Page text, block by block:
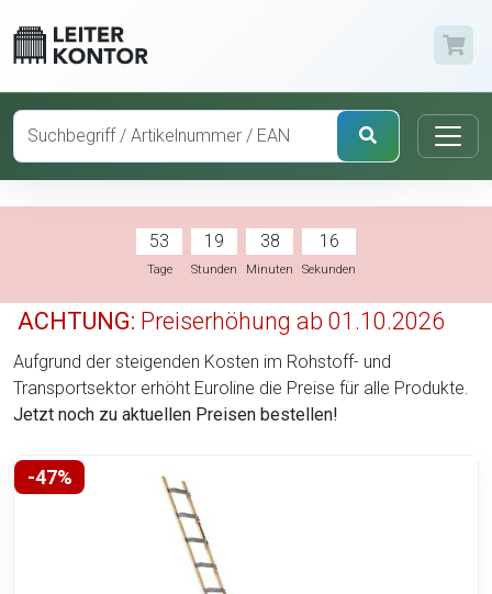
53
Tage
19
Stunden
38
Minuten
15
Sekunden
ACHTUNG: Preiserhöhung ab 01.10.2026
Aufgrund der steigenden Kosten im Rohstoff- und
Transportsektor erhöht Euroline die Preise für alle Produkte.
Jetzt noch zu aktuellen Preisen bestellen!
-47%